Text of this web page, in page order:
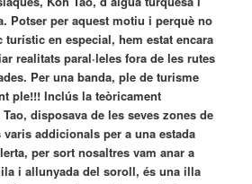
Potser per aquest motiu i perquè no
en especial, hem estat encara
realitats paral·leles fora de les rutes
Per una banda, ple de turisme
ple!!! Inclús la teòricament
disposava de les seves zones de
addicionals per a una estada
per sort nosaltres vam anar a
i allunyada del soroll, és una illa